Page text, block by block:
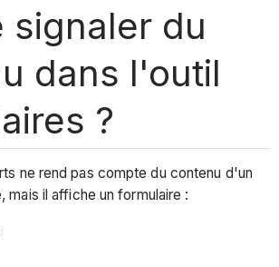
signaler du
dans l'outil
?
ne rend pas compte du contenu d'un
mais il affiche un formulaire :